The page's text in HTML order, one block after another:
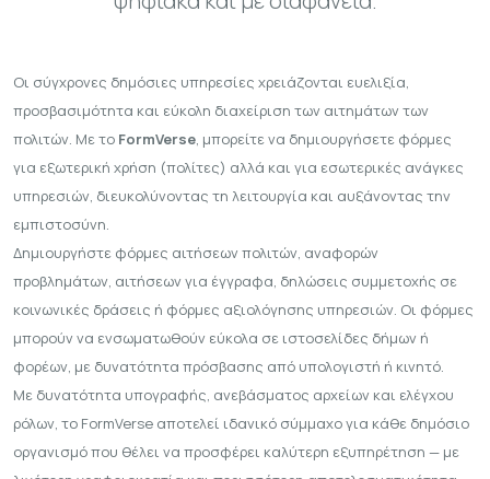
Οι σύγχρονες δημόσιες υπηρεσίες χρειάζονται ευελιξία,
προσβασιμότητα και εύκολη διαχείριση των αιτημάτων των
πολιτών. Με το FormVerse, μπορείτε να δημιουργήσετε φόρμες
για εξωτερική χρήση (πολίτες) αλλά και για εσωτερικές ανάγκες
υπηρεσιών, διευκολύνοντας τη λειτουργία και αυξάνοντας την
εμπιστοσύνη.
Δημιουργήστε φόρμες αιτήσεων πολιτών, αναφορών
προβλημάτων, αιτήσεων για έγγραφα, δηλώσεις συμμετοχής σε
κοινωνικές δράσεις ή φόρμες αξιολόγησης υπηρεσιών. Οι φόρμες
μπορούν να ενσωματωθούν εύκολα σε ιστοσελίδες δήμων ή
φορέων, με δυνατότητα πρόσβασης από υπολογιστή ή κινητό.
Με δυνατότητα υπογραφής, ανεβάσματος αρχείων και ελέγχου
ρόλων, το FormVerse αποτελεί ιδανικό σύμμαχο για κάθε δημόσιο
οργανισμό που θέλει να προσφέρει καλύτερη εξυπηρέτηση — με